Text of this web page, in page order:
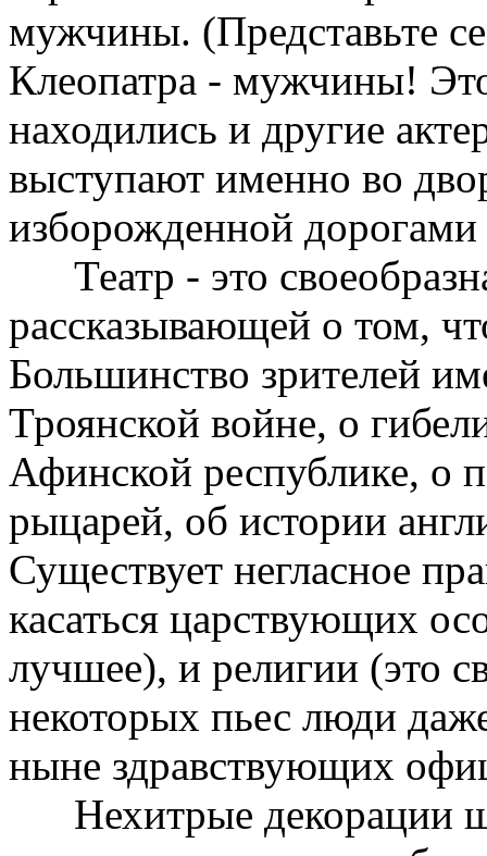
мужчины. (Представьте
Клеопатра - мужчины!
находились и другие
выступают именно во
изборожденной дорогами
Театр - это
рассказывающей о том,
Большинство зрителей
Троянской войне, о
Афинской республике, о
рыцарей, об истории
Существует негласное
касаться царствующих
лучшее), и религии (это
некоторых пьес люди
ныне здравствующих
Нехитрые декорации